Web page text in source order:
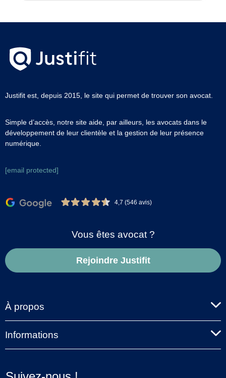
Justifit est, depuis 2015, le site qui permet de trouver son avocat.
Simple d’accès, notre site aide, par ailleurs, les avocats dans le
développement de leur clientèle et la gestion de leur présence
numérique.
[email protected]
4,7 (546 avis)
Vous êtes avocat ?
Rejoindre Justifit
À propos
Informations